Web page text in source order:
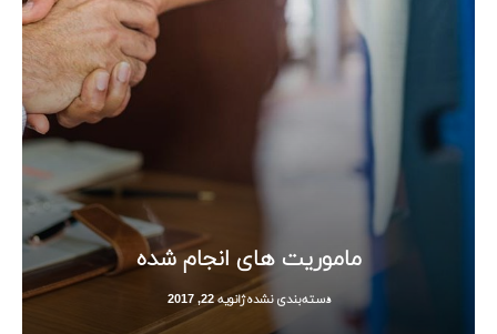
ماموریت های انجام شده
دسته‌بندی نشدهژانویه 22, 2017